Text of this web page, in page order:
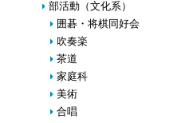
部活動（文化系）
囲碁・将棋同好会
吹奏楽
茶道
家庭科
美術
合唱